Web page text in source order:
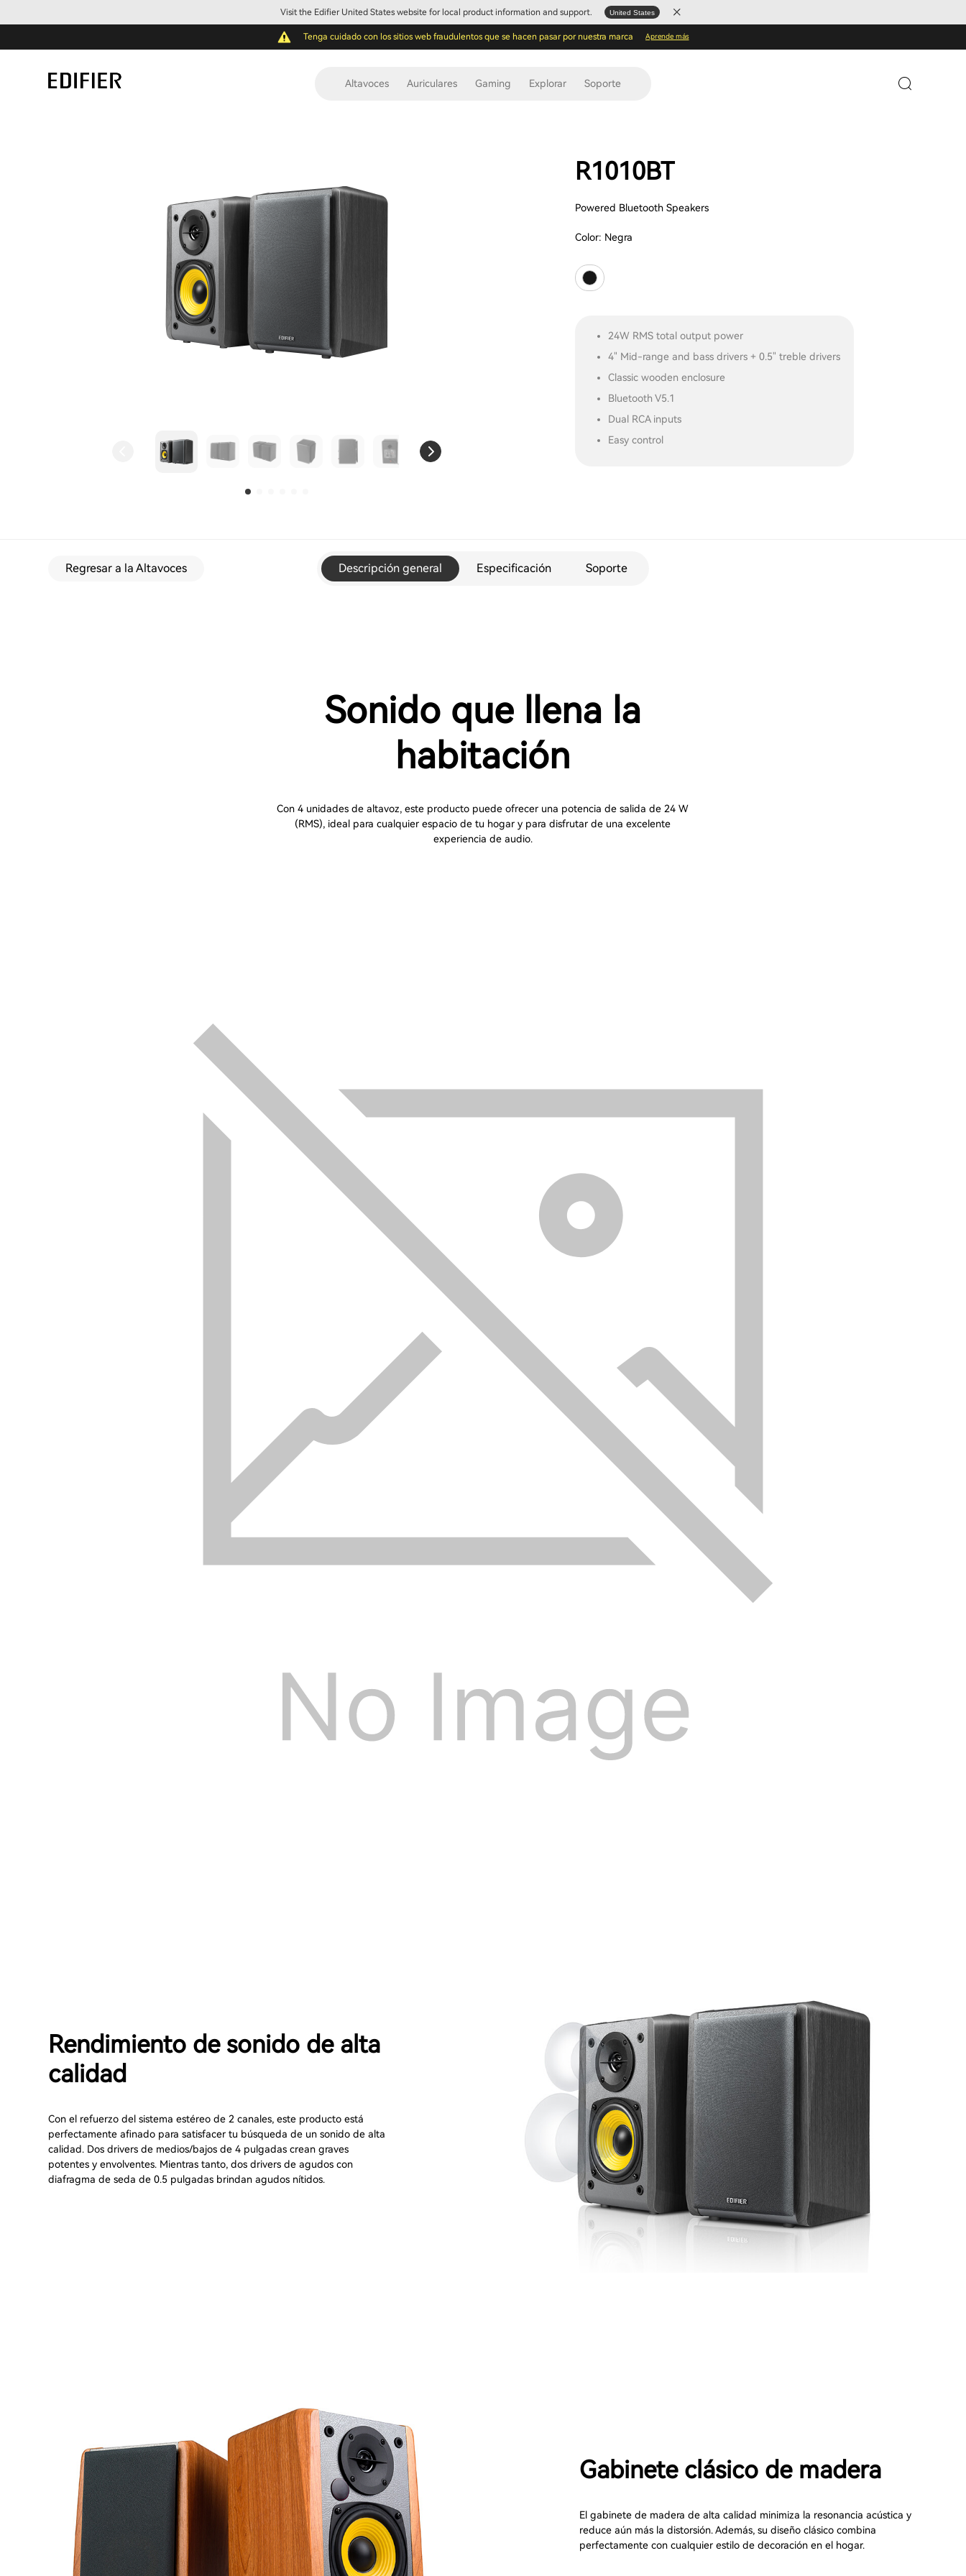
Visit the Edifier United States website for local product information and support. United States
Tenga cuidado con los sitios web fraudulentos que se hacen pasar por nuestra marca Aprende más
Altavoces Auriculares Gaming Explorar Soporte
R1010BT
Powered Bluetooth Speakers
Color: Negra
24W RMS total output power
4" Mid-range and bass drivers + 0.5" treble drivers
Classic wooden enclosure
Bluetooth V5.1
Dual RCA inputs
Easy control
Regresar a la Altavoces Descripción general Especificación Soporte
Sonido que llena la
habitación
Con 4 unidades de altavoz, este producto puede ofrecer una potencia de salida de 24 W
(RMS), ideal para cualquier espacio de tu hogar y para disfrutar de una excelente
experiencia de audio.
Rendimiento de sonido de alta
calidad
Con el refuerzo del sistema estéreo de 2 canales, este producto está
perfectamente afinado para satisfacer tu búsqueda de un sonido de alta
calidad. Dos drivers de medios/bajos de 4 pulgadas crean graves
potentes y envolventes. Mientras tanto, dos drivers de agudos con
diafragma de seda de 0.5 pulgadas brindan agudos nítidos.
Gabinete clásico de madera
El gabinete de madera de alta calidad minimiza la resonancia acústica y
reduce aún más la distorsión. Además, su diseño clásico combina
perfectamente con cualquier estilo de decoración en el hogar.